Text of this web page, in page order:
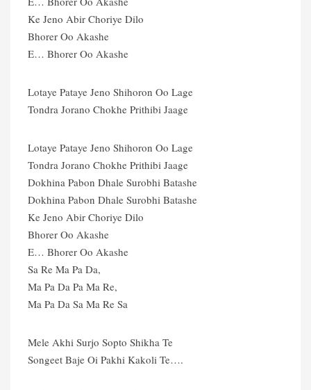
Ke Jeno Abir Choriye Dilo
Bhorer Oo Akashe
E… Bhorer Oo Akashe
Lotaye Pataye Jeno Shihoron Oo Lage
Tondra Jorano Chokhe Prithibi Jaage
Lotaye Pataye Jeno Shihoron Oo Lage
Tondra Jorano Chokhe Prithibi Jaage
Dokhina Pabon Dhale Surobhi Batashe
Dokhina Pabon Dhale Surobhi Batashe
Ke Jeno Abir Choriye Dilo
Bhorer Oo Akashe
E… Bhorer Oo Akashe
Sa Re Ma Pa Da,
Ma Pa Da Pa Ma Re,
Ma Pa Da Sa Ma Re Sa
Mele Akhi Surjo Sopto Shikha Te
Songeet Baje Oi Pakhi Kakoli Te….